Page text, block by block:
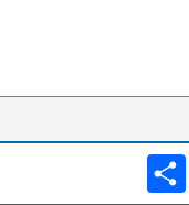
انشر